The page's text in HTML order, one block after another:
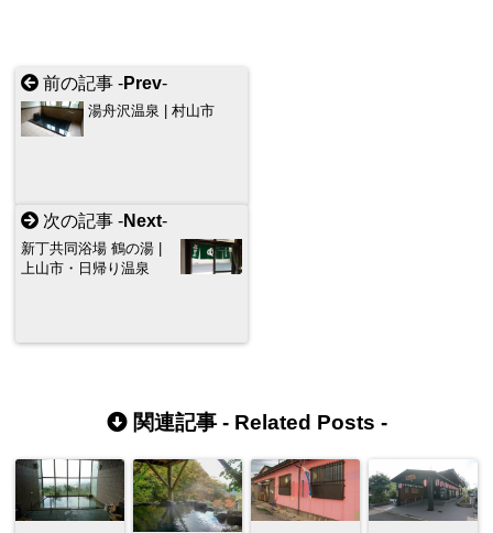
前の記事 -Prev-
湯舟沢温泉 | 村山市
次の記事 -Next-
新丁共同浴場 鶴の湯 |
上山市・日帰り温泉
関連記事 - Related Posts -